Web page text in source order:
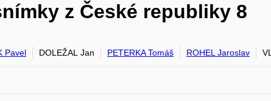
z České republiky 8
Pavel DOLEŽAL Jan PETERKA Tomáš ROHEL Jaroslav